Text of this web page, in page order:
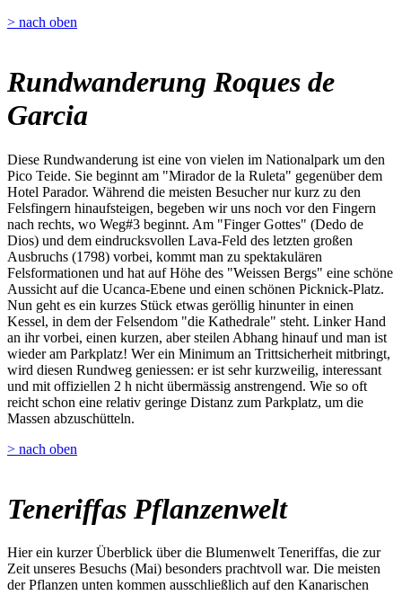
> nach oben
Rundwanderung Roques de
Garcia
Diese Rundwanderung ist eine von vielen im Nationalpark um den
Pico Teide. Sie beginnt am "Mirador de la Ruleta" gegenüber dem
Hotel Parador. Während die meisten Besucher nur kurz zu den
Felsfingern hinaufsteigen, begeben wir uns noch vor den Fingern
nach rechts, wo Weg#3 beginnt. Am "Finger Gottes" (Dedo de
Dios) und dem eindrucksvollen Lava-Feld des letzten großen
Ausbruchs (1798) vorbei, kommt man zu spektakulären
Felsformationen und hat auf Höhe des "Weissen Bergs" eine schöne
Aussicht auf die Ucanca-Ebene und einen schönen Picknick-Platz.
Nun geht es ein kurzes Stück etwas geröllig hinunter in einen
Kessel, in dem der Felsendom "die Kathedrale" steht. Linker Hand
an ihr vorbei, einen kurzen, aber steilen Abhang hinauf und man ist
wieder am Parkplatz! Wer ein Minimum an Trittsicherheit mitbringt,
wird diesen Rundweg geniessen: er ist sehr kurzweilig, interessant
und mit offiziellen 2 h nicht übermässig anstrengend. Wie so oft
reicht schon eine relativ geringe Distanz zum Parkplatz, um die
Massen abzuschütteln.
> nach oben
Teneriffas Pflanzenwelt
Hier ein kurzer Überblick über die Blumenwelt Teneriffas, die zur
Zeit unseres Besuchs (Mai) besonders prachtvoll war. Die meisten
der Pflanzen unten kommen ausschließlich auf den Kanarischen